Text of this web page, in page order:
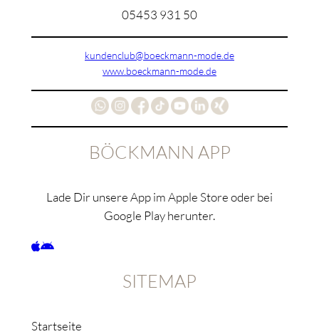
05453 931 50
kundenclub@boeckmann-mode.de
www.boeckmann-mode.de
BÖCKMANN APP
Lade Dir unsere App im Apple Store oder bei
Google Play herunter.
SITEMAP
Startseite